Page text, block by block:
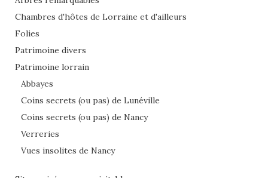
Chambres d'hôtes de Lorraine et d'ailleurs
Folies
Patrimoine divers
Patrimoine lorrain
Abbayes
Coins secrets (ou pas) de Lunéville
Coins secrets (ou pas) de Nancy
Verreries
Vues insolites de Nancy